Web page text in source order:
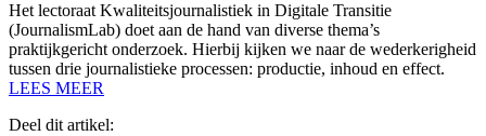
Het lectoraat Kwaliteitsjournalistiek in Digitale Transitie
(JournalismLab) doet aan de hand van diverse thema’s
praktijkgericht onderzoek. Hierbij kijken we naar de wederkerigheid
tussen drie journalistieke processen: productie, inhoud en effect.
LEES MEER
Deel dit artikel: